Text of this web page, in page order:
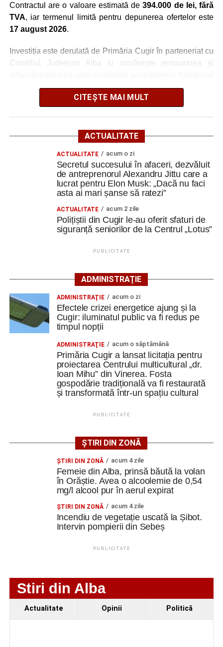
Contractul are o valoare estimată de394.000 de lei, fără
TVA, iar termenul limită pentru depunerea ofertelor este
17 august 2026.
Investiția este derulată de Primăria Cugir în parteneriat cu
Consiliul Județean Alba și urmărește restaurarea și
din localitatea Vinerea, care va deveni un centru destinat
activităților culturale, educaționale și expoziționale.
readusă la viață
Ansamblul este situat pe strada Principală nr. 172 din
Vinerea, pe un teren de aproximativ 1.975 de metri pătrați,
aflat în proprietatea administrației locale.
Complexul este alcătuit din patru corpuri de clădire – fosta
magazie de fierărie, casa memorială, șura și șoprul-atelier
– care păstrează caracteristicile unei gospodării
Clădirile au nevoie de lucrări
ample de consolidare
Potrivit documentației de licitație, expertizele tehnice au
acestea se numără infiltrații de apă, umiditate, degradarea
elementelor din lemn și a acoperișurilor, dar și prăbușirea
parțială a șurii.
De asemenea, instalațiile existente sunt depășite din
instalațiilor electrice, sanitare și termice, precum și
și pus în valoare, cu respectarea soluțiilor tehnice ce vor fi
stabilite în cadrul proiectului.
Spații pentru cultură, educație
și evenimente
destinat organizării de activități culturale, expoziții,
ateliere și evenimente educaționale.
Proiectul prevede restaurarea elementelor arhitecturale
CITEȘTE MAI MULT
ACTUALITATE
ACTUALITATE acum o zi
Secretul succesului în afaceri, dezvăluit
de antreprenorul Alexandru Jittu care a
lucrat pentru Elon Musk: „Dacă nu faci
asta ai mari șanse să ratezi”
ACTUALITATE acum 2 zile
Polițiștii din Cugir le-au oferit sfaturi de
siguranță seniorilor de la Centrul „Lotus”
PUBLICITATE
ADMINISTRAȚIE
ADMINISTRAŢIE acum o zi
Efectele crizei energetice ajung și la
Cugir: iluminatul public va fi redus pe
timpul nopții
ADMINISTRAŢIE acum o săptămână
Primăria Cugir a lansat licitația pentru
proiectarea Centrului multicultural „dr.
Ioan Mihu” din Vinerea. Fosta
gospodărie tradițională va fi restaurată
și transformată într-un spațiu cultural
PUBLICITATE
ȘTIRI DIN ZONĂ
ŞTIRI DIN ZONĂ acum 4 zile
Femeie din Alba, prinsă băută la volan
în Orăștie. Avea o alcoolemie de 0,54
mg/l alcool pur în aerul expirat
ŞTIRI DIN ZONĂ acum 4 zile
Incendiu de vegetație uscată la Șibot.
Intervin pompierii din Sebeș
PUBLICITATE
Stiri din Alba
Actualitate Opinii Politică